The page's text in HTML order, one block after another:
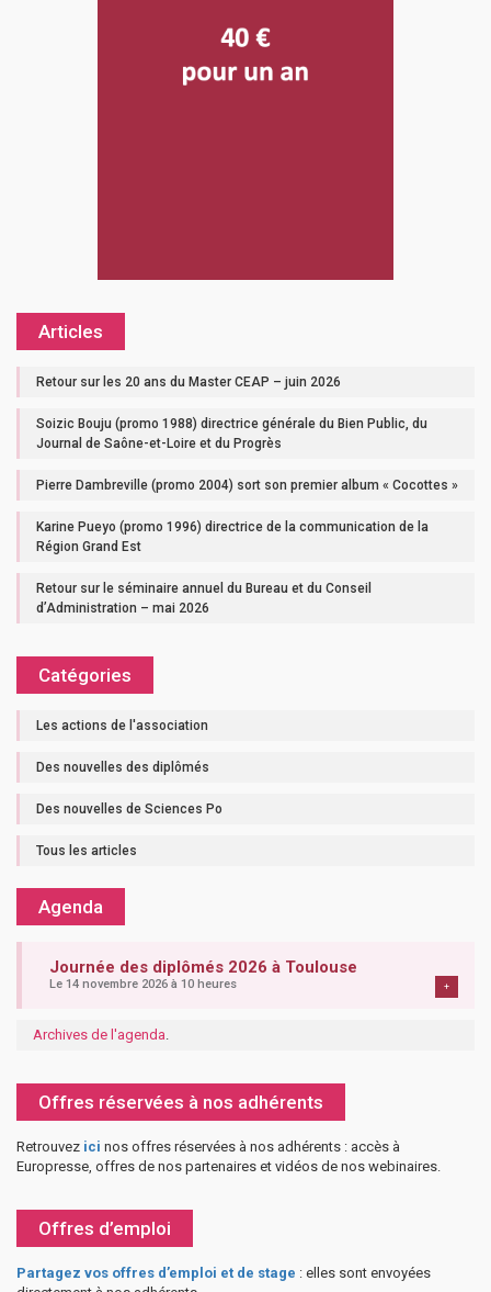
Articles
Retour sur les 20 ans du Master CEAP – juin 2026
Soizic Bouju (promo 1988) directrice générale du Bien Public, du
Journal de Saône-et-Loire et du Progrès
Pierre Dambreville (promo 2004) sort son premier album « Cocottes »
Karine Pueyo (promo 1996) directrice de la communication de la
Région Grand Est
Retour sur le séminaire annuel du Bureau et du Conseil
d’Administration – mai 2026
Catégories
Les actions de l'association
Des nouvelles des diplômés
Des nouvelles de Sciences Po
Tous les articles
Agenda
Journée des diplômés 2026 à Toulouse
Le 14 novembre 2026 à 10 heures +
Archives de l'agenda.
Offres réservées à nos adhérents
Retrouvez ici nos offres réservées à nos adhérents : accès à
Europresse, offres de nos partenaires et vidéos de nos webinaires.
Offres d’emploi
Partagez vos offres d’emploi et de stage : elles sont envoyées